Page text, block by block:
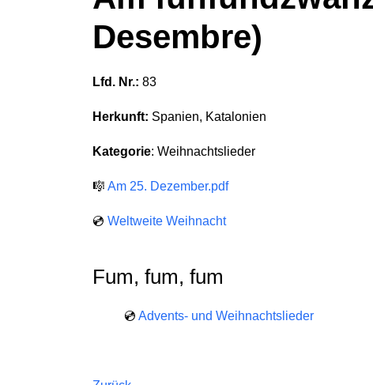
Desembre)
Lfd. Nr.: 83
Herkunft: Spanien, Katalonien
Kategorie: Weihnachtslieder
🎼 Am 25. Dezember.pdf
💿 Weltweite Weihnacht
Fum, fum, fum
💿 Advents- und Weihnachtslieder